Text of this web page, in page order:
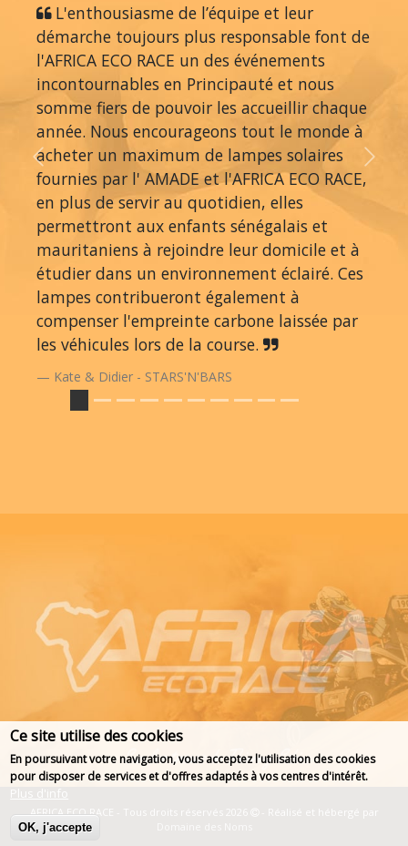
L'enthousiasme de l’équipe et leur
démarche toujours plus responsable font de
l'AFRICA ECO RACE un des événements
incontournables en Principauté et nous
somme fiers de pouvoir les accueillir chaque
année. Nous encourageons tout le monde à
acheter un maximum de lampes solaires
fournies par l' AMADE et l'AFRICA ECO RACE,
en plus de servir au quotidien, elles
permettront aux enfants sénégalais et
mauritaniens à rejoindre leur domicile et à
étudier dans un environnement éclairé. Ces
lampes contribueront également à
compenser l'empreinte carbone laissée par
les véhicules lors de la course.
Kate & Didier - STARS'N'BARS
Previous Next
AFRICA ECO RACE - Tous droits réservés 2026
- Réalisé et hébergé par
Ce site utilise des cookies
En poursuivant votre navigation, vous acceptez l'utilisation des cookies
pour disposer de services et d'offres adaptés à vos centres d'intérêt.
Plus d'info
OK, j'accepte